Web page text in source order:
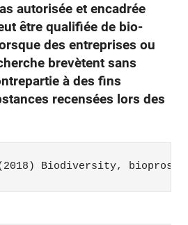
autorisée et encadrée
être qualifiée de bio-
des entreprises ou
brevètent sans
à des fins
recensées lors des
Biodiversity,